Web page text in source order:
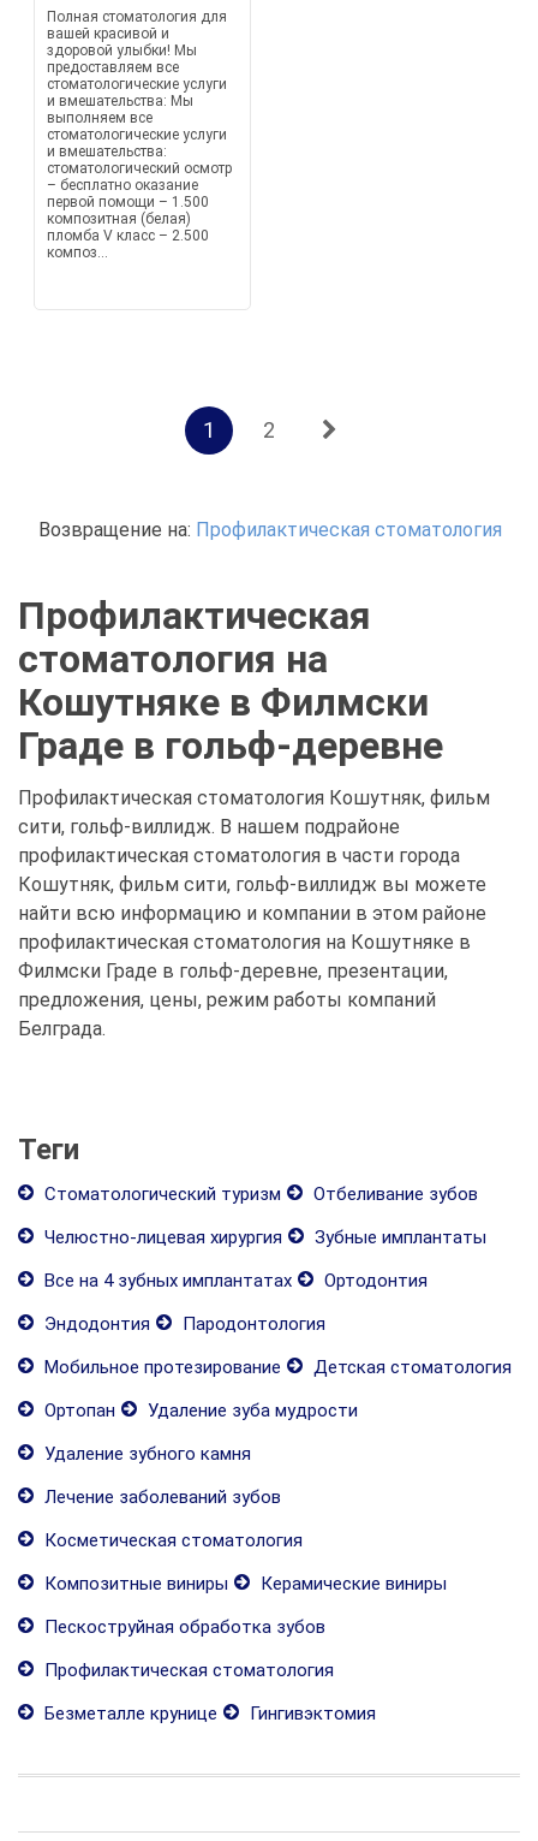
Полная стоматология для
вашей красивой и
здоровой улыбки! Мы
предоставляем все
стоматологические услуги
и вмешательства: Мы
выполняем все
стоматологические услуги
и вмешательства:
стоматологический осмотр
– бесплатно оказание
первой помощи – 1.500
композитная (белая)
пломба V класс – 2.500
композ...
1 2
Возвращение на: Профилактическая стоматология
Профилактическая
стоматология на
Кошутняке в Филмски
Граде в гольф-деревне
Профилактическая стоматология Кошутняк, фильм
сити, гольф-виллидж. В нашем подрайоне
профилактическая стоматология в части города
Кошутняк, фильм сити, гольф-виллидж вы можете
найти всю информацию и компании в этом районе
профилактическая стоматология на Кошутняке в
Филмски Граде в гольф-деревне, презентации,
предложения, цены, режим работы компаний
Белграда.
Теги
Стоматологический туризм
Отбеливание зубов
Челюстно-лицевая хирургия
Зубные имплантаты
Все на 4 зубных имплантатах
Ортодонтия
Эндодонтия
Пародонтология
Мобильное протезирование
Детская стоматология
Ортопан
Удаление зуба мудрости
Удаление зубного камня
Лечение заболеваний зубов
Косметическая стоматология
Композитные виниры
Керамические виниры
Пескоструйная обработка зубов
Профилактическая стоматология
Безметалле крунице
Гингивэктомия